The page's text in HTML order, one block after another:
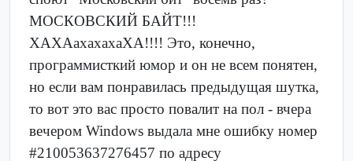
МОСКОВСКИЙ БАЙТ!!!
ХАХАахахахаХА!!!! Это, конечно,
программисткий юмор и он не всем понятен,
но если вам понравилась предыдущая шутка,
то вот это вас просто повалит на пол - вчера
вечером Windows выдала мне ошибку номер
#210053637276457 по адресу